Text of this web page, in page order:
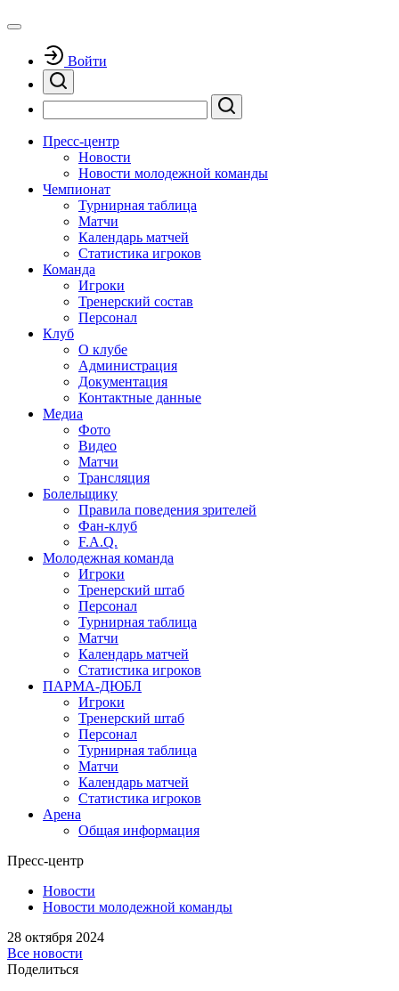
Войти
Пресс-центр
Новости
Новости молодежной команды
Чемпионат
Турнирная таблица
Матчи
Календарь матчей
Статистика игроков
Команда
Игроки
Тренерский состав
Персонал
Клуб
О клубе
Администрация
Документация
Контактные данные
Медиа
Фото
Видео
Матчи
Трансляция
Болельщику
Правила поведения зрителей
Фан-клуб
F.A.Q.
Молодежная команда
Игроки
Тренерский штаб
Персонал
Турнирная таблица
Матчи
Календарь матчей
Статистика игроков
ПАРМА-ДЮБЛ
Игроки
Тренерский штаб
Персонал
Турнирная таблица
Матчи
Календарь матчей
Статистика игроков
Арена
Общая информация
Пресс-центр
Новости
Новости молодежной команды
28 октября 2024
Все новости
Поделиться